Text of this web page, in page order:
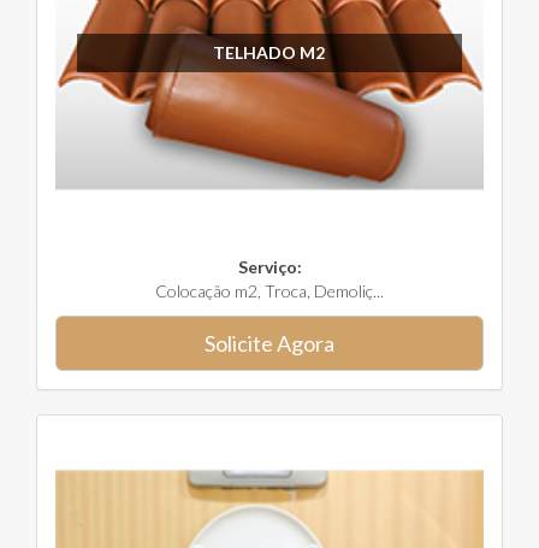
TELHADO M2
Serviço:
Colocação m2, Troca, Demoliç...
Solicite Agora